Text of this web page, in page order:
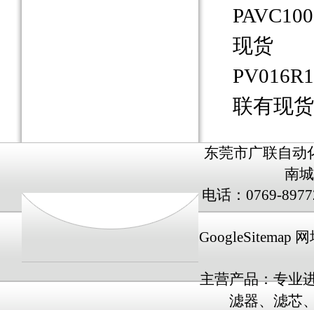
现货
联有现货
东莞市广联自动
南
电话：0769-
GoogleSitemap
主营产品：专业
滤器、滤芯